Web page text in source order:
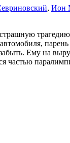
, Ион
Ему на
частью